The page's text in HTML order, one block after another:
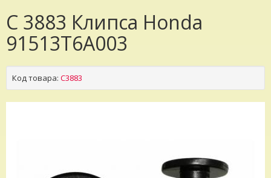
C 3883 Клипса Honda
91513T6A003
Код товара: C3883